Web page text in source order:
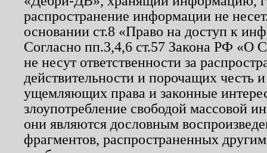
распространение информации не
основании ст.8 «Право на доступ к
Согласно пп.3,4,6 ст.57 Закона РФ «О
не несут ответственности за
действительности и порочащих честь
ущемляющих права и законные
злоупотребление свободой массовой
они являются дословным
фрагментов, распространенных